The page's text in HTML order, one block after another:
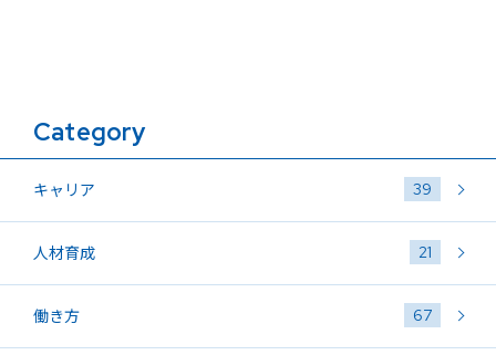
Category
キャリア 39
人材育成 21
働き方 67